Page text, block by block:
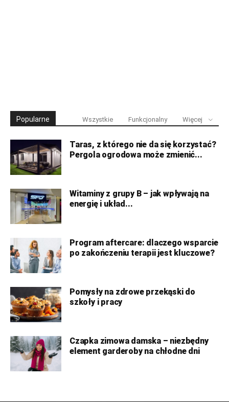
Popularne Wszystkie Funkcjonalny Więcej
Taras, z którego nie da się korzystać?
Pergola ogrodowa może zmienić...
Witaminy z grupy B – jak wpływają na
energię i układ...
Program aftercare: dlaczego wsparcie
po zakończeniu terapii jest kluczowe?
Pomysły na zdrowe przekąski do
szkoły i pracy
Czapka zimowa damska – niezbędny
element garderoby na chłodne dni